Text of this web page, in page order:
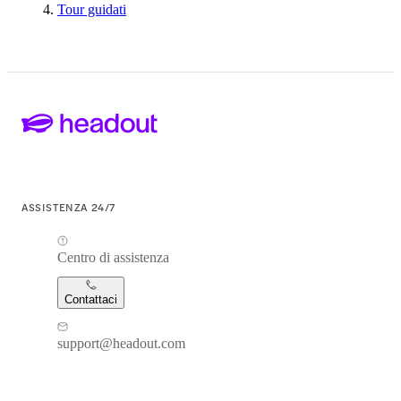
Tour guidati
ASSISTENZA 24/7
Centro di assistenza
Contattaci
support@headout.com